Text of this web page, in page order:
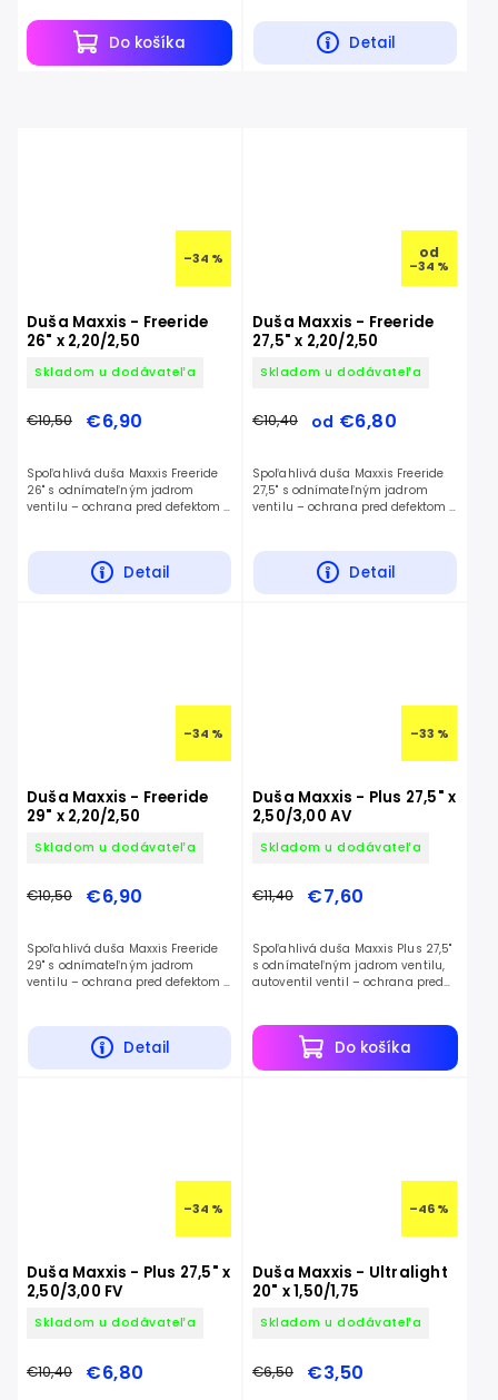
Do košíka Detail
–34 %
Duša Maxxis - Freeride
26" x 2,20/2,50
Skladom u dodávateľa
€10,50 €6,90
Detail
Spoľahlivá duša Maxxis Freeride
26" s odnímateľným jadrom
ventilu – ochrana pred defektom a
od
–34 %
Duša Maxxis - Freeride
27,5" x 2,20/2,50
Skladom u dodávateľa
€10,40 od €6,80
Detail
Spoľahlivá duša Maxxis Freeride
27,5" s odnímateľným jadrom
ventilu – ochrana pred defektom a
–34 %
Duša Maxxis - Freeride
29" x 2,20/2,50
Skladom u dodávateľa
€10,50 €6,90
Detail
Spoľahlivá duša Maxxis Freeride
29" s odnímateľným jadrom
ventilu – ochrana pred defektom a
–33 %
Duša Maxxis - Plus 27,5" x
2,50/3,00 AV
Skladom u dodávateľa
€11,40 €7,60
Do košíka
Spoľahlivá duša Maxxis Plus 27,5"
s odnímateľným jadrom ventilu,
autoventil ventil – ochrana pred
–34 %
Duša Maxxis - Plus 27,5" x
2,50/3,00 FV
Skladom u dodávateľa
€10,40 €6,80
–46 %
Duša Maxxis - Ultralight
20" x 1,50/1,75
Skladom u dodávateľa
€6,50 €3,50